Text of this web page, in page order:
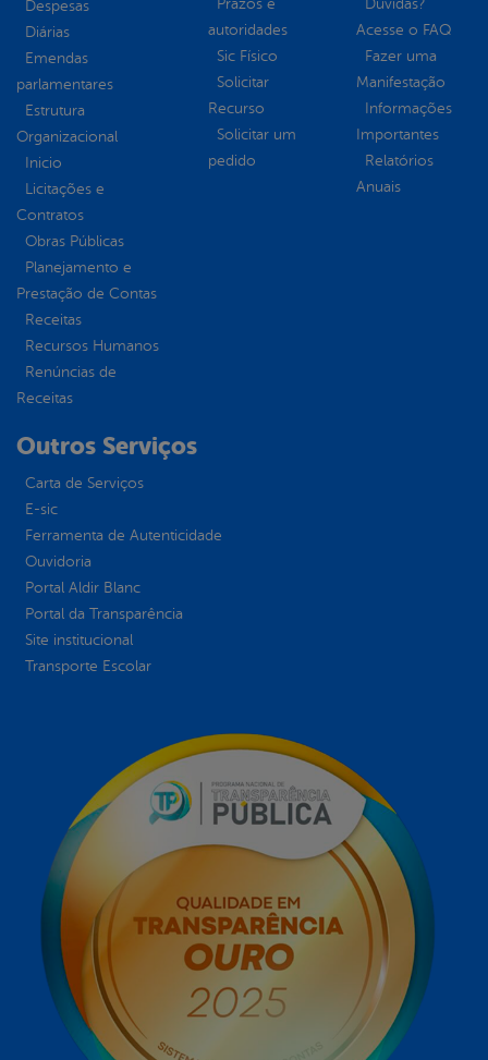
Despesas
Diárias
Emendas
parlamentares
Estrutura
Organizacional
Inicio
Licitações e
Contratos
Obras Públicas
Planejamento e
Prestação de Contas
Receitas
Recursos Humanos
Renúncias de
Receitas
Prazos e
autoridades
Sic Físico
Solicitar
Recurso
Solicitar um
pedido
Dúvidas?
Acesse o FAQ
Fazer uma
Manifestação
Informações
Importantes
Relatórios
Anuais
Outros Serviços
Carta de Serviços
E-sic
Ferramenta de Autenticidade
Ouvidoria
Portal Aldir Blanc
Portal da Transparência
Site institucional
Transporte Escolar